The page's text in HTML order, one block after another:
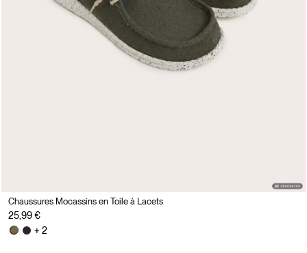
Chaussures Mocassins en Toile à Lacets
25,99 €
+ 2